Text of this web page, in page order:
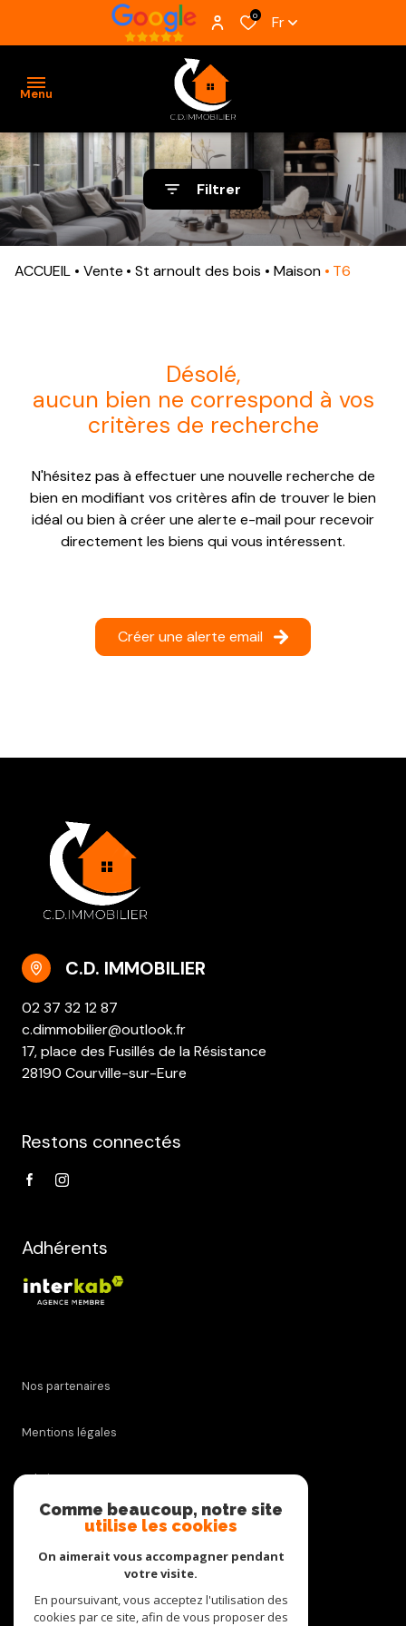
0 Fr
Menu
ACCUEIL
VENTES
BIENS
VENDUS
CONTACT
Filtrer
ACCUEIL Vente St arnoult des bois Maison T6
désolé,
aucun bien ne correspond à vos
critères de recherche
N'hésitez pas à effectuer une nouvelle recherche de
bien en modifiant vos critères afin de trouver le bien
idéal ou bien à créer une alerte e-mail pour recevoir
directement les biens qui vous intéressent.
Créer une alerte email
C.D. IMMOBILIER
02 37 32 12 87
c.dimmobilier@outlook.fr
17, place des Fusillés de la Résistance
28190 Courville-sur-Eure
Restons connectés
Adhérents
Nos partenaires
Mentions légales
Admin
Nos honoraires
Cookies
Comme beaucoup, notre site
utilise les cookies
On aimerait vous accompagner pendant
votre visite.
En poursuivant, vous acceptez l'utilisation des
cookies par ce site, afin de vous proposer des